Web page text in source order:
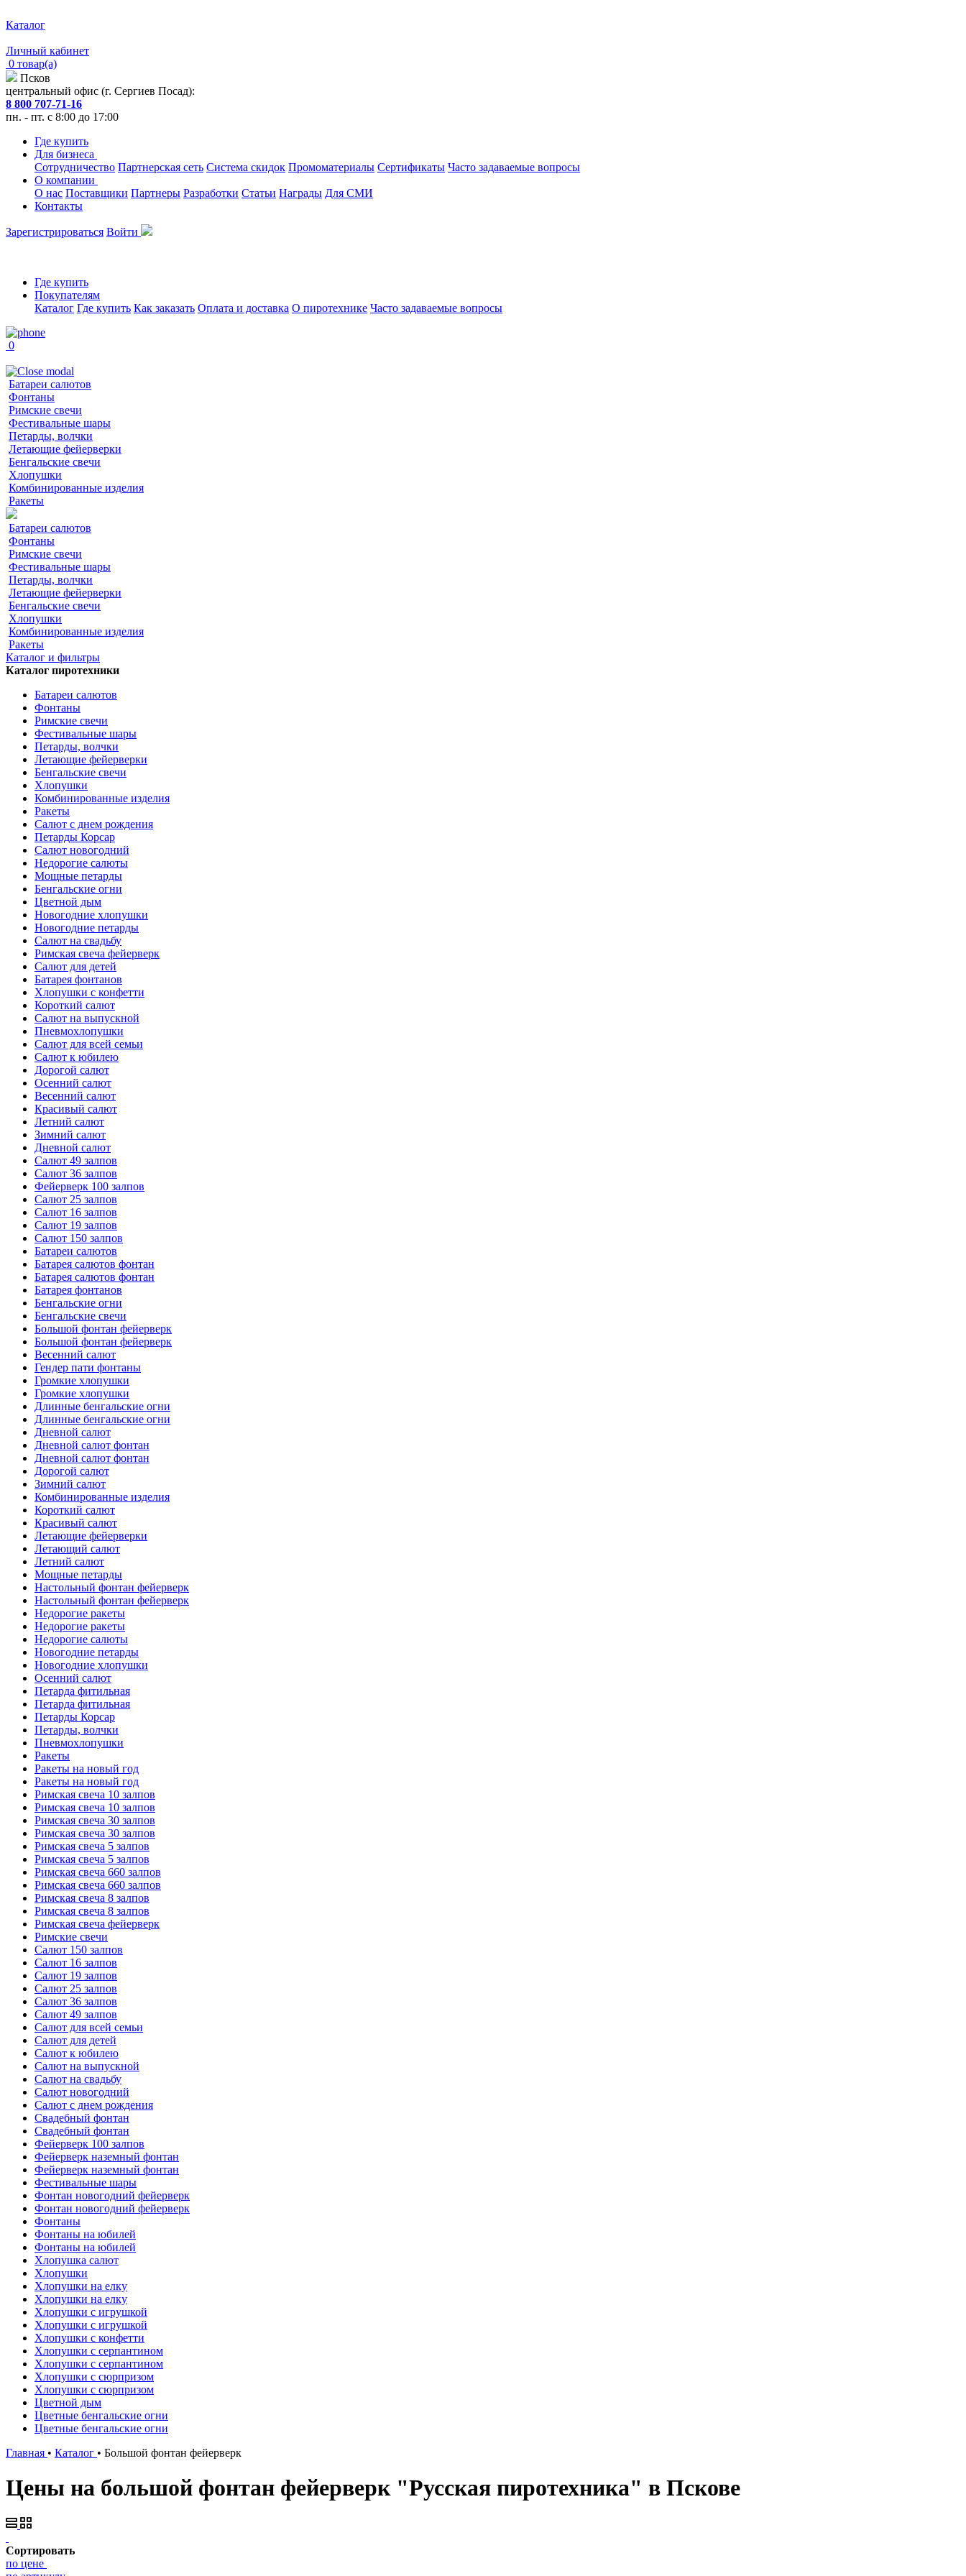
Каталог
Личный кабинет
0 товар(а)
Псков
центральный офис (г. Сергиев Посад):
8 800 707-71-16
пн. - пт. с 8:00 до 17:00
Где купить
Для бизнеса
Сотрудничество Партнерская сеть Система скидок Промоматериалы Сертификаты Часто задаваемые вопросы
О компании
О нас Поставщики Партнеры Разработки Статьи Награды Для СМИ
Контакты
Зарегистрироваться Войти
Где купить
Покупателям
Каталог Где купить Как заказать Оплата и доставка О пиротехнике Часто задаваемые вопросы
0
Батареи салютов
Фонтаны
Римские свечи
Фестивальные шары
Петарды, волчки
Летающие фейерверки
Бенгальские свечи
Хлопушки
Комбинированные изделия
Ракеты
Батареи салютов
Фонтаны
Римские свечи
Фестивальные шары
Петарды, волчки
Летающие фейерверки
Бенгальские свечи
Хлопушки
Комбинированные изделия
Ракеты
Каталог и фильтры
Каталог пиротехники
Батареи салютов
Фонтаны
Римские свечи
Фестивальные шары
Петарды, волчки
Летающие фейерверки
Бенгальские свечи
Хлопушки
Комбинированные изделия
Ракеты
Салют с днем рождения
Петарды Корсар
Салют новогодний
Недорогие салюты
Мощные петарды
Бенгальские огни
Цветной дым
Новогодние хлопушки
Новогодние петарды
Салют на свадьбу
Римская свеча фейерверк
Салют для детей
Батарея фонтанов
Хлопушки с конфетти
Короткий салют
Салют на выпускной
Пневмохлопушки
Салют для всей семьи
Салют к юбилею
Дорогой салют
Осенний салют
Весенний салют
Красивый салют
Летний салют
Зимний салют
Дневной салют
Салют 49 залпов
Салют 36 залпов
Фейерверк 100 залпов
Салют 25 залпов
Салют 16 залпов
Салют 19 залпов
Салют 150 залпов
Батареи салютов
Батарея салютов фонтан
Батарея салютов фонтан
Батарея фонтанов
Бенгальские огни
Бенгальские свечи
Большой фонтан фейерверк
Большой фонтан фейерверк
Весенний салют
Гендер пати фонтаны
Громкие хлопушки
Громкие хлопушки
Длинные бенгальские огни
Длинные бенгальские огни
Дневной салют
Дневной салют фонтан
Дневной салют фонтан
Дорогой салют
Зимний салют
Комбинированные изделия
Короткий салют
Красивый салют
Летающие фейерверки
Летающий салют
Летний салют
Мощные петарды
Настольный фонтан фейерверк
Настольный фонтан фейерверк
Недорогие ракеты
Недорогие ракеты
Недорогие салюты
Новогодние петарды
Новогодние хлопушки
Осенний салют
Петарда фитильная
Петарда фитильная
Петарды Корсар
Петарды, волчки
Пневмохлопушки
Ракеты
Ракеты на новый год
Ракеты на новый год
Римская свеча 10 залпов
Римская свеча 10 залпов
Римская свеча 30 залпов
Римская свеча 30 залпов
Римская свеча 5 залпов
Римская свеча 5 залпов
Римская свеча 660 залпов
Римская свеча 660 залпов
Римская свеча 8 залпов
Римская свеча 8 залпов
Римская свеча фейерверк
Римские свечи
Салют 150 залпов
Салют 16 залпов
Салют 19 залпов
Салют 25 залпов
Салют 36 залпов
Салют 49 залпов
Салют для всей семьи
Салют для детей
Салют к юбилею
Салют на выпускной
Салют на свадьбу
Салют новогодний
Салют с днем рождения
Свадебный фонтан
Свадебный фонтан
Фейерверк 100 залпов
Фейерверк наземный фонтан
Фейерверк наземный фонтан
Фестивальные шары
Фонтан новогодний фейерверк
Фонтан новогодний фейерверк
Фонтаны
Фонтаны на юбилей
Фонтаны на юбилей
Хлопушка салют
Хлопушки
Хлопушки на елку
Хлопушки на елку
Хлопушки с игрушкой
Хлопушки с игрушкой
Хлопушки с конфетти
Хлопушки с серпантином
Хлопушки с серпантином
Хлопушки с сюрпризом
Хлопушки с сюрпризом
Цветной дым
Цветные бенгальские огни
Цветные бенгальские огни
Главная • Каталог • Большой фонтан фейерверк
Цены на большой фонтан фейерверк "Русская пиротехника" в Пскове
Сортировать
по цене